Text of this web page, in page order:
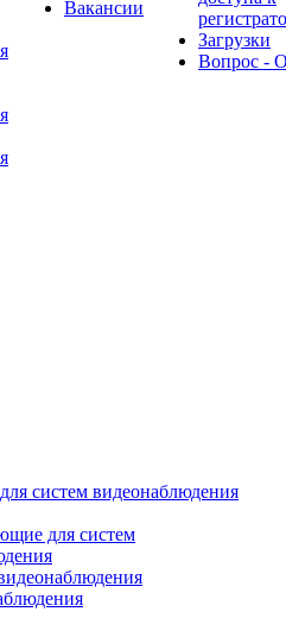
Вакансии
Загрузки
Вопрос -
систем видеонаблюдения
для систем